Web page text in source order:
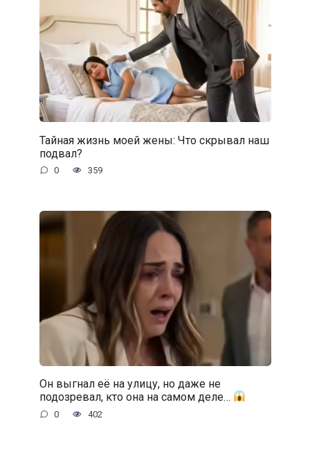
Тайная жизнь моей жены: Что скрывал наш
подвал?
0 359
Он выгнал её на улицу, но даже не
подозревал, кто она на самом деле…
0 402